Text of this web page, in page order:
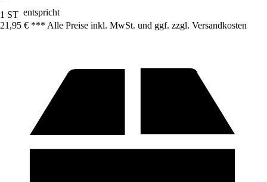
1 ST entspricht
21,95 € *** Alle Preise inkl. MwSt. und ggf. zzgl. Versandkosten